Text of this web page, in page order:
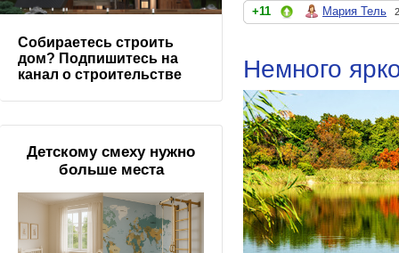
+11 Мария Тель
Немного
Собираетесь строить
дом? Подпишитесь на
канал о строительстве
Детскому смеху нужно
больше места